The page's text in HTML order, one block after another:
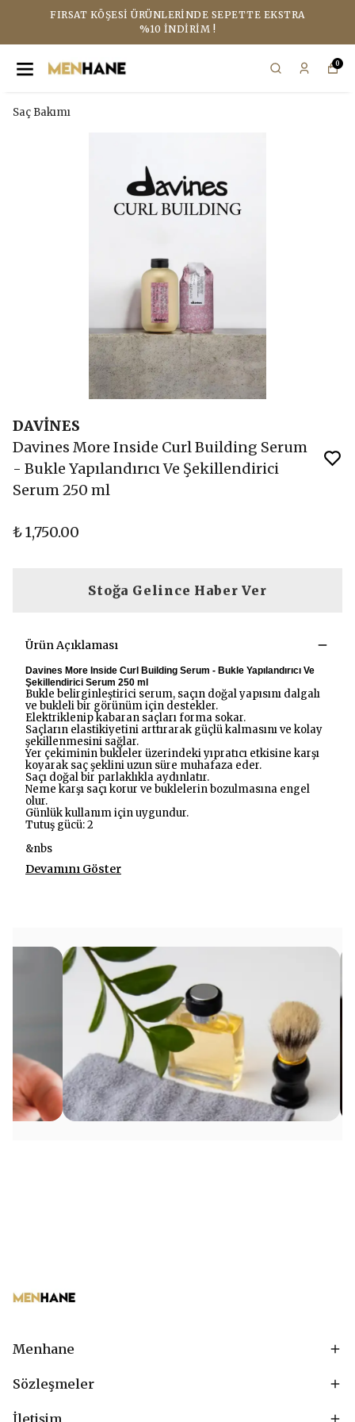
FIRSAT KÖŞESI ÜRÜNLERINDE SEPETTE EKSTRA
%10 İNDIRIM !
0
Saç Bakımı
DAVİNES
Davines More Inside Curl Building Serum
- Bukle Yapılandırıcı Ve Şekillendirici
Serum 250 ml
₺ 1,750.00
Stoğa Gelince Haber Ver
Ürün Açıklaması
Davines More Inside Curl Building Serum - Bukle Yapılandırıcı Ve
Şekillendirici Serum 250 ml
Bukle belirginleştirici serum, saçın doğal yapısını dalgalı
ve bukleli bir görünüm için destekler.
Elektriklenip kabaran saçları forma sokar.
Saçların elastikiyetini arttırarak güçlü kalmasını ve kolay
şekillenmesini sağlar.
Yer çekiminin bukleler üzerindeki yıpratıcı etkisine karşı
koyarak saç şeklini uzun süre muhafaza eder.
Saçı doğal bir parlaklıkla aydınlatır.
Neme karşı saçı korur ve buklelerin bozulmasına engel
olur.
Günlük kullanım için uygundur.
Tutuş gücü: 2
&nbs
Devamını Göster
Menhane
Sözleşmeler
İletişim